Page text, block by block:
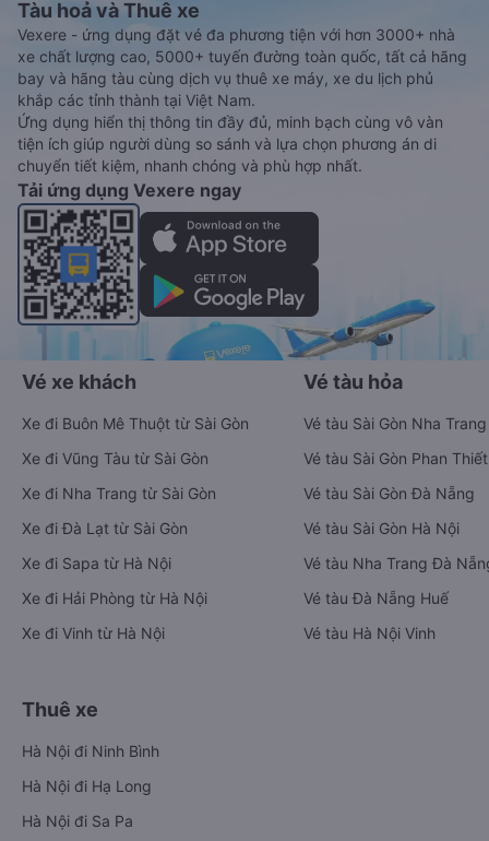
Tàu hoả và Thuê xe
Vexere - ứng dụng đặt vé đa phương tiện với hơn 3000+ nhà
xe chất lượng cao, 5000+ tuyến đường toàn quốc, tất cả hãng
bay và hãng tàu cùng dịch vụ thuê xe máy, xe du lịch phủ
khắp các tỉnh thành tại Việt Nam.
Ứng dụng hiển thị thông tin đầy đủ, minh bạch cùng vô vàn
tiện ích giúp người dùng so sánh và lựa chọn phương án di
chuyển tiết kiệm, nhanh chóng và phù hợp nhất.
Tải ứng dụng Vexere ngay
Vé xe khách
Xe đi Buôn Mê Thuột từ Sài Gòn
Xe đi Vũng Tàu từ Sài Gòn
Xe đi Nha Trang từ Sài Gòn
Xe đi Đà Lạt từ Sài Gòn
Xe đi Sapa từ Hà Nội
Xe đi Hải Phòng từ Hà Nội
Xe đi Vinh từ Hà Nội
Vé tàu hỏa
Vé tàu Sài Gòn Nha Trang
Vé tàu Sài Gòn Phan Thiết
Vé tàu Sài Gòn Đà Nẵng
Vé tàu Sài Gòn Hà Nội
Vé tàu Nha Trang Đà
Vé tàu Đà Nẵng Huế
Vé tàu Hà Nội Vinh
Thuê xe
Hà Nội đi Ninh Bình
Hà Nội đi Hạ Long
Hà Nội đi Sa Pa